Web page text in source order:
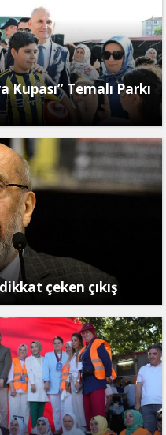
Kupası” Temalı Parkı
çeken çıkış